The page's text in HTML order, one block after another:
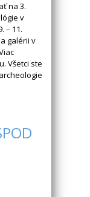
na 3.
v
– 11.
galérii v
Všetci ste